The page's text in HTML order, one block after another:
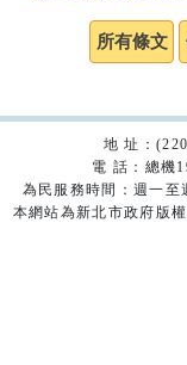
地 址：
電 話：總機
為民服務時間：週一
本網站為新北市政府版